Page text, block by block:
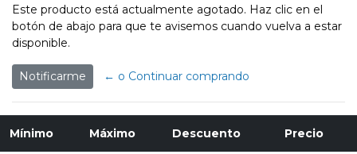
Este producto está actualmente agotado. Haz clic en el
botón de abajo para que te avisemos cuando vuelva a estar
disponible.
Notificarme ← o Continuar comprando
Mínimo Máximo Descuento Precio